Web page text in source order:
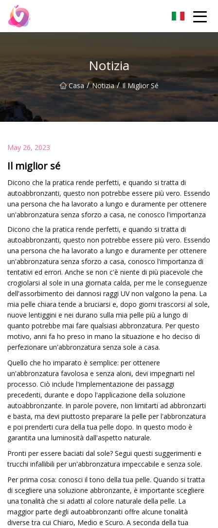
Notizia
Casa / Notizia / Il Miglior Sé
May 26, 2023
Il miglior sé
Dicono che la pratica rende perfetti, e quando si tratta di
autoabbronzanti, questo non potrebbe essere più vero. Essendo
una persona che ha lavorato a lungo e duramente per ottenere
un'abbronzatura senza sforzo a casa, ne conosco l'importanza
Dicono che la pratica rende perfetti, e quando si tratta di
autoabbronzanti, questo non potrebbe essere più vero. Essendo
una persona che ha lavorato a lungo e duramente per ottenere
un'abbronzatura senza sforzo a casa, conosco l'importanza di
tentativi ed errori. Anche se non c'è niente di più piacevole che
crogiolarsi al sole in una giornata calda, per me le conseguenze
dell'assorbimento dei dannosi raggi UV non valgono la pena. La
mia pelle chiara tende a bruciarsi e, dopo giorni trascorsi al sole,
nuove lentiggini e nei durano sulla mia pelle più a lungo di
quanto potrebbe mai fare qualsiasi abbronzatura. Per questo
motivo, anni fa ho preso in mano la situazione e ho deciso di
perfezionare un'abbronzatura senza sole a casa.
Quello che ho imparato è semplice: per ottenere
un'abbronzatura favolosa e senza aloni, devi impegnarti nel
processo. Ciò include l'implementazione dei passaggi
precedenti, durante e dopo l'applicazione della soluzione
autoabbronzante. In parole povere, non limitarti ad abbronzarti
e basta, ma devi piuttosto preparare la pelle per l'abbronzatura
e poi prenderti cura della tua pelle dopo. In questo modo è
garantita una luminosità dall'aspetto naturale.
Pronti per essere baciati dal sole? Segui questi suggerimenti e
trucchi infallibili per un'abbronzatura impeccabile e senza sole.
Per prima cosa: conosci il tono della tua pelle. Quando si tratta
di scegliere una soluzione abbronzante, è importante scegliere
una tonalità che si adatti al colore naturale della pelle. La
maggior parte degli autoabbronzanti offre alcune tonalità
diverse tra cui Chiaro, Medio e Scuro. A seconda della tua